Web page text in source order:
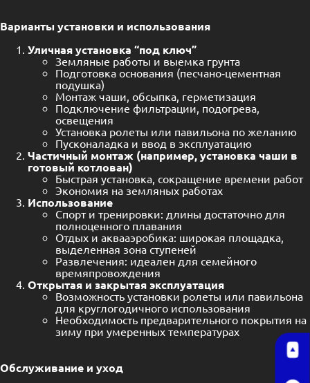
Варианты установки и использования
Уличная установка “под ключ”
Земляные работы и выемка грунта
Подготовка основания (песчано‑цементная
подушка)
Монтаж чаши, обсыпка, герметизация
Подключение фильтрации, подогрева,
освещения
Установка ролеты или павильона по желанию
Пусконаладка и ввод в эксплуатацию
Частичный монтаж (например, установка чаши в
готовый котлован)
Быстрая установка, сокращение времени работ
Экономия на земляных работах
Использование
Спорт и тренировки: длины достаточно для
полноценного плавания
Отдых и аквааэробика: широкая площадка,
выделенная зона ступеней
Развлечения: идеален для семейного
времяпровождения
Открытая и закрытая эксплуатация
Возможность установки ролеты или павильона
для круглогодичного использования
Необходимость предварительного покрытия на
зиму при умеренных температурах
Обслуживание и уход